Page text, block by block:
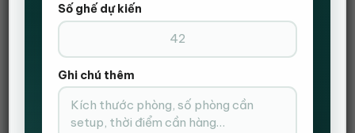
Số ghế dự kiến
Ghi chú thêm